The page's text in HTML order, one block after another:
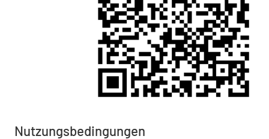
Nutzungsbedingungen